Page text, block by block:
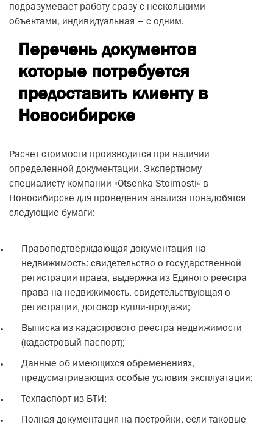
подразумевает работу сразу с несколькими
объектами, индивидуальная – с одним.
Перечень документов
которые потребуется
предоставить клиенту в
Новосибирске
Расчет стоимости производится при наличии
определенной документации. Экспертному
специалисту компании «Otsenka Stoimosti» в
Новосибирске для проведения анализа понадобятся
следующие бумаги:
Правоподтверждающая документация на
недвижимость: свидетельство о государственной
регистрации права, выдержка из Единого реестра
права на недвижимость, свидетельствующая о
регистрации, договор купли-продажи;
Выписка из кадастрового реестра недвижимости
(кадастровый паспорт);
Данные об имеющихся обременениях,
предусматривающих особые условия эксплуатации;
Техпаспорт из БТИ;
Полная документация на постройки, если таковые